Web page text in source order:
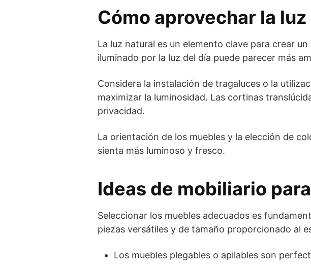
Cómo aprovechar la
La luz natural es un elemento clave para crear
iluminado por la luz del día puede parecer más
Considera la instalación de tragaluces o la
maximizar la luminosidad. Las cortinas
privacidad.
La orientación de los muebles y la elección de
sienta más luminoso y fresco.
Ideas de mobiliario
Seleccionar los muebles adecuados es
piezas versátiles y de tamaño proporcionado al
Los muebles plegables o apilables son